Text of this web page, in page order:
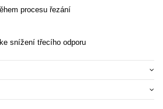
procesu řezání
snížení třecího odporu